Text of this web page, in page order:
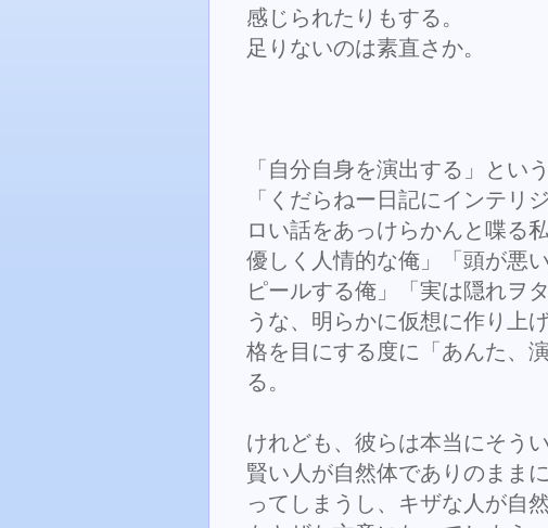
感じられたりもする。
足りないのは素直さか。
「自分自身を演出する」とい
「くだらねー日記にインテリ
ロい話をあっけらかんと喋る
優しく人情的な俺」「頭が悪
ピールする俺」「実は隠れヲ
うな、明らかに仮想に作り上
格を目にする度に「あんた、
る。
けれども、彼らは本当にそう
賢い人が自然体でありのまま
ってしまうし、キザな人が自